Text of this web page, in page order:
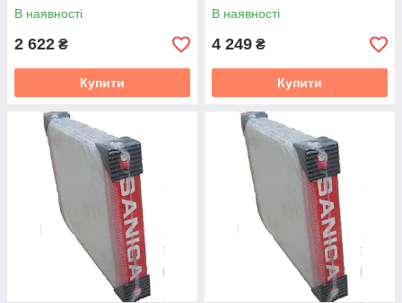
В наявності
2 622 ₴
Купити
В наявності
4 249 ₴
Купити